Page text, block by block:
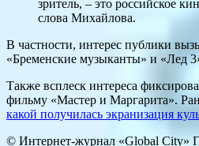
зритель, – это российское
слова Михайлова.
В частности, интерес публики
«Бременские музыканты» и «Лед
Также всплеск интереса
фильму «Мастер и Маргарита».
какой получилась экранизация
© Интернет-журнал «Global City»